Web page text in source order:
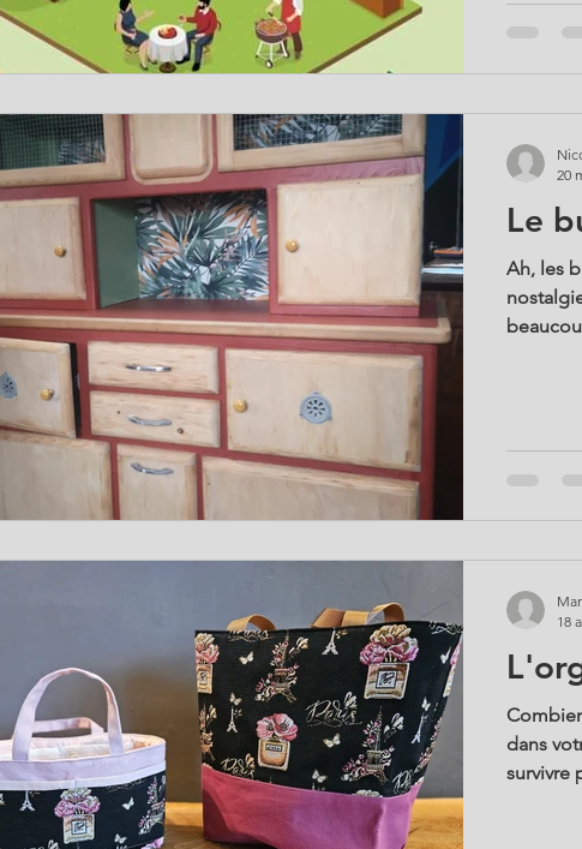
Le
Ah, les
20
dans
survivre
18